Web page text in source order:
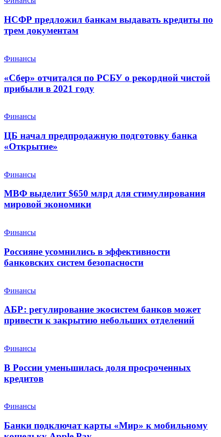
НСФР предложил банкам выдавать кредиты по
трем документам
Финансы
«Сбер» отчитался по РСБУ о рекордной чистой
прибыли в 2021 году
Финансы
ЦБ начал предпродажную подготовку банка
«Открытие»
Финансы
МВФ выделит $650 млрд для стимулирования
мировой экономики
Финансы
Россияне усомнились в эффективности
банковских систем безопасности
Финансы
АБР: регулирование экосистем банков может
привести к закрытию небольших отделений
Финансы
В России уменьшилась доля просроченных
кредитов
Финансы
Банки подключат карты «Мир» к мобильному